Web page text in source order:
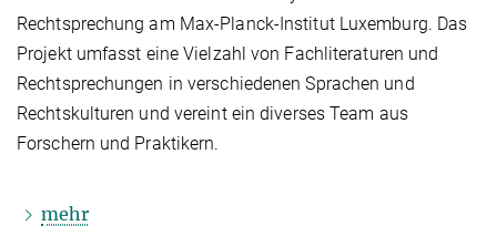
Rechtsprechung am Max-Planck-Institut Luxemburg. Das
Projekt umfasst eine Vielzahl von Fachliteraturen und
Rechtsprechungen in verschiedenen Sprachen und
Rechtskulturen und vereint ein diverses Team aus
Forschern und Praktikern.
mehr